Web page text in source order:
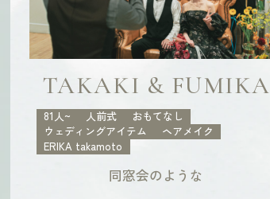
TAKAKI & FUMIKA
81人~ 人前式
おもてなし
ウェディングアイテム
ヘアメイク
ERIKA takamoto
同窓会のような